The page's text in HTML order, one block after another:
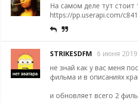
На самом деле тут стоит
https://pp.userapi.com/
STRIKESDFM 6 июня 2019
не знай как у вас меня
фильма и в описаниях
и обновляет всего 2